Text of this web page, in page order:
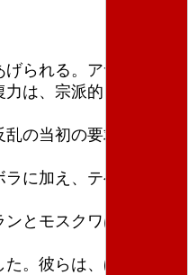
られる。アサド政権
は、宗派的・部族
の当初の要求や目的
に加え、テヘランが
とモスクワは、シリ
。彼らは、ほとんど